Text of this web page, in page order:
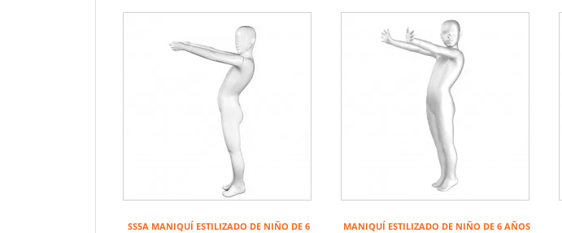
SS5A MANIQUÍ ESTILIZADO DE NIÑO DE 6
MANIQUÍ ESTILIZADO DE NIÑO DE 6 AÑOS